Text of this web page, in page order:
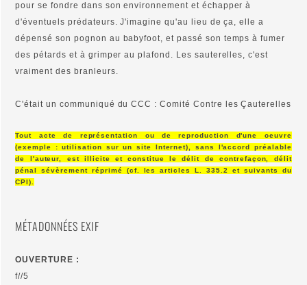
pour se fondre dans son environnement et échapper à
d'éventuels prédateurs. J'imagine qu'au lieu de ça, elle a
dépensé son pognon au babyfoot, et passé son temps à fumer
des pétards et à grimper au plafond. Les sauterelles, c'est
vraiment des branleurs.
C'était un communiqué du CCC : Comité Contre les Çauterelles
Tout acte de représentation ou de reproduction d'une oeuvre
(exemple : utilisation sur un site Internet), sans l'accord préalable
de l'auteur, est illicite et constitue le délit de contrefaçon, délit
pénal sévèrement réprimé (cf. les articles L. 335.2 et suivants du
CPI).
MÉTADONNÉES EXIF
OUVERTURE :
f//5